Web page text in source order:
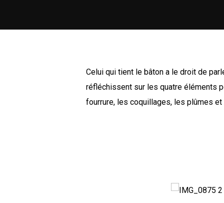
Celui qui tient le bâton a le droit de
réfléchissent sur les quatre éléments
fourrure, les coquillages, les plûmes